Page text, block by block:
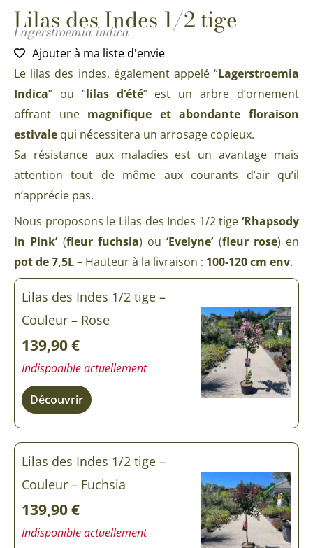
Lilas des Indes 1/2 tige
Lagerstroemia indica
Ajouter à ma liste d'envie
Le lilas des indes, également appelé “Lagerstroemia
Indica” ou “lilas d’été” est un arbre d’ornement
offrant une magnifique et abondante floraison
estivale qui nécessitera un arrosage copieux.
Sa résistance aux maladies est un avantage mais
attention tout de même aux courants d’air qu’il
n’apprécie pas.
Nous proposons le Lilas des Indes 1/2 tige ‘Rhapsody
in Pink’(fleur fuchsia) ou‘Evelyne’(fleur rose) en
pot de 7,5L– Hauteur à la livraison : 100-120 cm env.
Lilas des Indes 1/2 tige –
Couleur – Rose
139,90€
Indisponible actuellement
Découvrir
Lilas des Indes 1/2 tige –
Couleur – Fuchsia
139,90€
Indisponible actuellement